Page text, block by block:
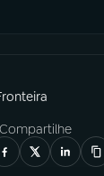
Compartilhe